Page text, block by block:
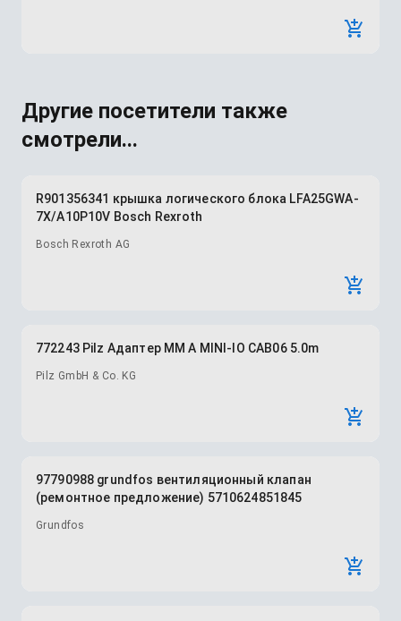
Другие посетители также
смотрели...
R901356341 крышка логического блока LFA25GWA-
7X/A10P10V Bosch Rexroth
Bosch Rexroth AG
772243 Pilz Адаптер MM A MINI-IO CAB06 5.0m
Pilz GmbH & Co. KG
97790988 grundfos вентиляционный клапан
(ремонтное предложение) 5710624851845
Grundfos